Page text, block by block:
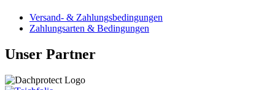
Versand- & Zahlungsbedingungen
Zahlungsarten & Bedingungen
Unser Partner